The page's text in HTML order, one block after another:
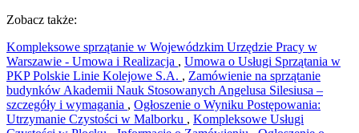
Zobacz także:
Kompleksowe sprzątanie w Wojewódzkim Urzędzie Pracy w
Warszawie - Umowa i Realizacja , Umowa o Usługi Sprzątania w
PKP Polskie Linie Kolejowe S.A. , Zamówienie na sprzątanie
budynków Akademii Nauk Stosowanych Angelusa Silesiusa –
szczegóły i wymagania , Ogłoszenie o Wyniku Postępowania:
Utrzymanie Czystości w Malborku , Kompleksowe Usługi